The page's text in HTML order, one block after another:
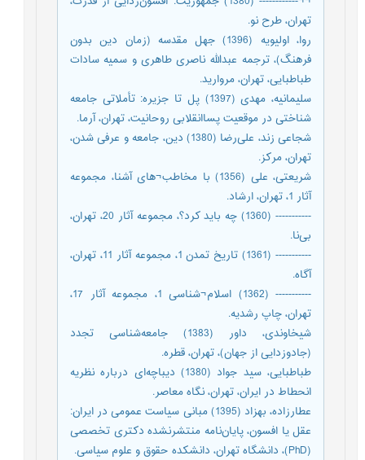
تهران، طرح نو.
روا، اولیویه (1396) جهل مقدسه (زمان دین بدون
فرهنگ)، ترجمه عبدالله ناصری طاهری و سمیه سادات
طباطبایی، تهران، مروارید.
سلیمانیه، مهدی (1397) پل تا جزیره: تأملاتی جامعه
شناختی در موقعیت پساانقلابی روحانیت، تهران، آرما.
شجاعی زند، علی‌رضا (1380) دین، جامعه و عرفی شدن،
تهران، مرکز.
شریعتی، علی (1356) با مخاطب¬های آشنا، مجموعه
آثار 1، تهران، ارشاد.
----------- (1360) چه باید کرد؟، مجموعه آثار 20، تهران،
بی‌نا.
----------- (1361) تاریخ تمدن 1، مجموعه آثار 11، تهران،
آگاه.
----------- (1362) اسلام¬شناسی 1، مجموعه آثار 17،
تهران، چاپ رشدیه.
شیخاوندی، داور (1383) جامعه‌شناسی تجدد
(جادو‌زدایی از جهان)، تهران، قطره.
طباطبایی، سید جواد (1380) دیباچه‌ای درباره نظریه
انحطاط در ایران، تهران، نگاه معاصر.
عطارزاده، بهزاد (1395) مبانی سیاست عمومی در ایران:
عقل یا افسون، پایان‌نامه منتشرنشده دکتری تخصصی